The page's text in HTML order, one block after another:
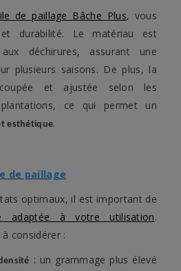
de paillage Bâche Plus, vous
durabilité. Le matériau est
déchirures, assurant une
plusieurs saisons. De plus, la
et ajustée selon les
ce qui permet un
esthétique.
de paillage
optimaux, il est important de
adaptée à votre utilisation.
considérer :
: un grammage plus élevé